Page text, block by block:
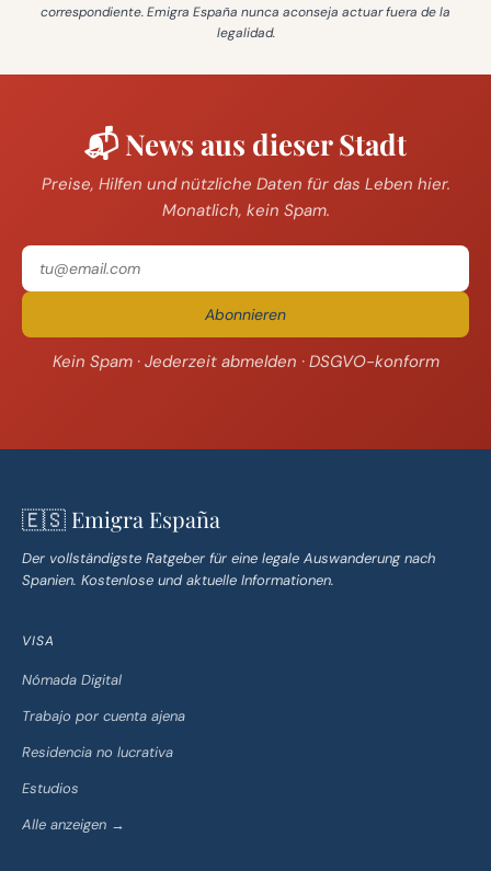
correspondiente. Emigra España nunca aconseja actuar fuera de la
legalidad.
📬 News aus dieser Stadt
Preise, Hilfen und nützliche Daten für das Leben hier.
Monatlich, kein Spam.
Abonnieren
Kein Spam · Jederzeit abmelden · DSGVO-konform
🇪🇸 Emigra España
Der vollständigste Ratgeber für eine legale Auswanderung nach
Spanien. Kostenlose und aktuelle Informationen.
VISA
Nómada Digital
Trabajo por cuenta ajena
Residencia no lucrativa
Estudios
Alle anzeigen →